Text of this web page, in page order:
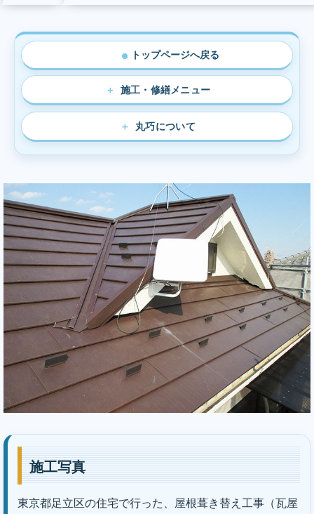
● トップページへ戻る
施工・修繕メニュー
丸巧について
施工写真
東京都足立区の住宅で行った、屋根葺き替え工事（瓦屋